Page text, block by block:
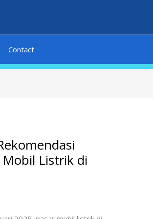
Contact
Listrik di